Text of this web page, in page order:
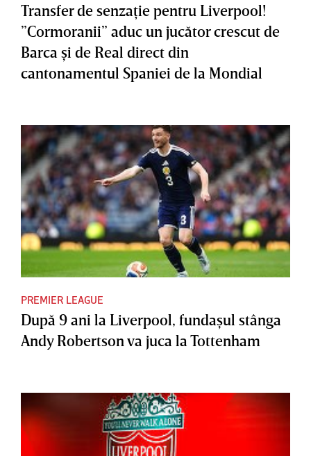
Transfer de senzaţie pentru Liverpool!
”Cormoranii” aduc un jucător crescut de
Barca şi de Real direct din
cantonamentul Spaniei de la Mondial
PREMIER LEAGUE
După 9 ani la Liverpool, fundaşul stânga
Andy Robertson va juca la Tottenham